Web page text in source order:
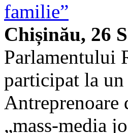
familie”
Chișinău, 26
Parlamentului
participat la
„mass-media